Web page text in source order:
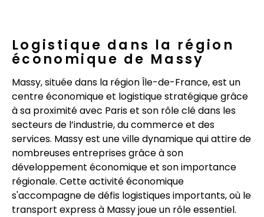
Logistique dans la région
économique de Massy
Massy, située dans la région Île-de-France, est un
centre économique et logistique stratégique grâce
à sa proximité avec Paris et son rôle clé dans les
secteurs de l’industrie, du commerce et des
services. Massy est une ville dynamique qui attire de
nombreuses entreprises grâce à son
développement économique et son importance
régionale. Cette activité économique
s'accompagne de défis logistiques importants, où le
transport express à Massy joue un rôle essentiel.